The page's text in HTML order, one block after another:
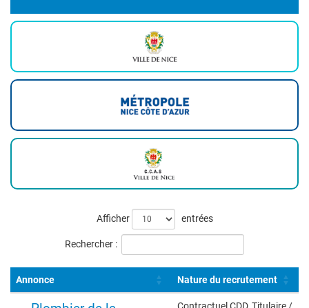
offres
Afficher entrées
Rechercher :
Annonce Nature du recrutement